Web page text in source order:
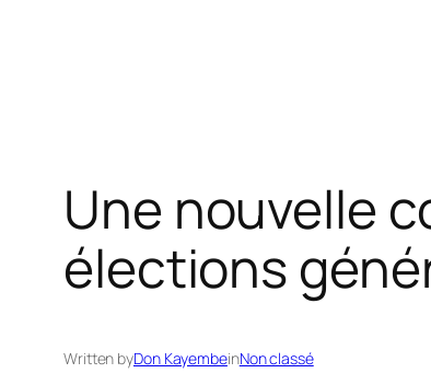
Une nouvelle
élections
Written byDon KayembeinNon classé